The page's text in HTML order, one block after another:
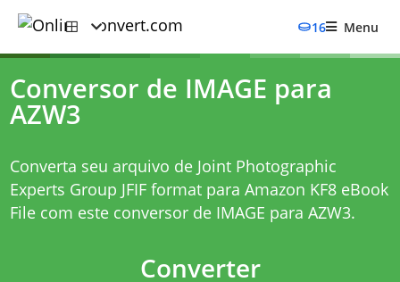
16 Menu
Conversor de IMAGE para
AZW3
Converta seu arquivo de Joint Photographic
Experts Group JFIF format para Amazon KF8 eBook
File com este conversor de IMAGE para AZW3.
Converter